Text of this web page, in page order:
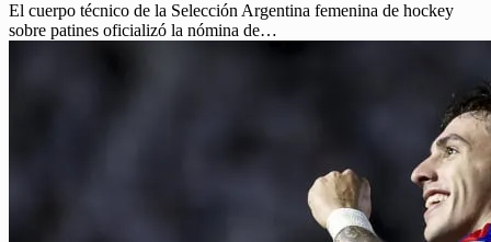
El cuerpo técnico de la Selección Argentina femenina de hockey
sobre patines oficializó la nómina de…